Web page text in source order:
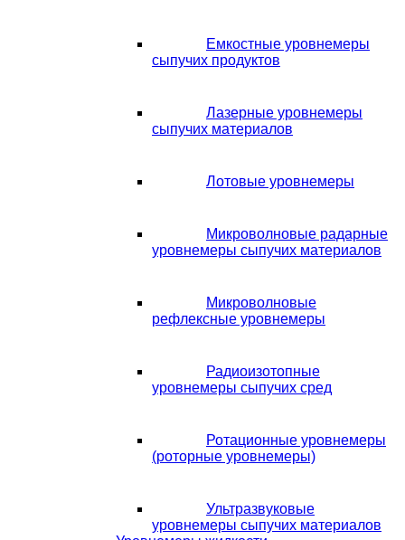
Емкостные уровнемеры
сыпучих продуктов
Лазерные уровнемеры
сыпучих материалов
Лотовые уровнемеры
Микроволновые радарные
уровнемеры сыпучих материалов
Микроволновые
рефлексные уровнемеры
Радиоизотопные
уровнемеры сыпучих сред
Ротационные уровнемеры
(роторные уровнемеры)
Ультразвуковые
уровнемеры сыпучих материалов